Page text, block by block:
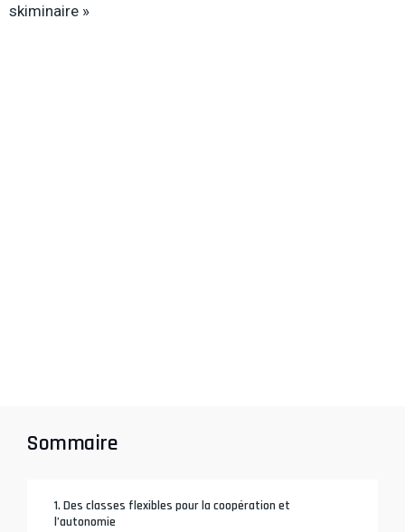
skiminaire »
Sommaire
1. Des classes flexibles pour la coopération et
l’autonomie